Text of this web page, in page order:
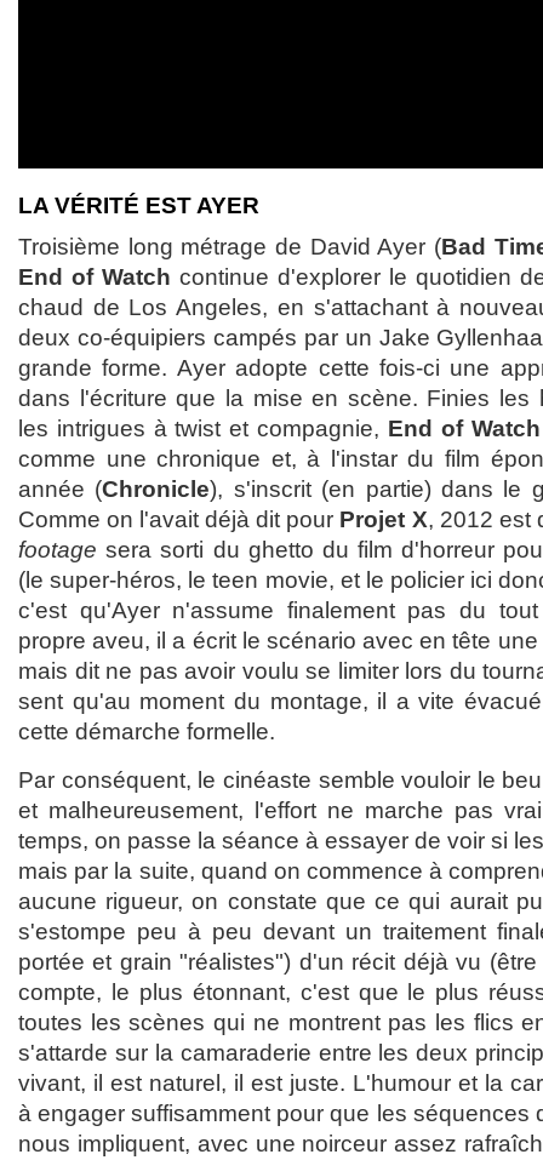
LA VÉRITÉ EST AYER
Troisième long métrage de David Ayer (Bad
End of Watch continue d'explorer le quotidien
chaud de Los Angeles, en s'attachant à
deux co-équipiers campés par un Jake
grande forme. Ayer adopte cette fois-ci une
dans l'écriture que la mise en scène. Finies les
les intrigues à twist et compagnie, End of Watch
comme une chronique et, à l'instar du film
année (Chronicle), s'inscrit (en partie) dans le
Comme on l'avait déjà dit pour Projet X, 2012 est
footage sera sorti du ghetto du film d'horreur
(le super-héros, le teen movie, et le policier ici
c'est qu'Ayer n'assume finalement pas du
propre aveu, il a écrit le scénario avec en tête
mais dit ne pas avoir voulu se limiter lors du
sent qu'au moment du montage, il a vite
cette démarche formelle.
Par conséquent, le cinéaste semble vouloir le
et malheureusement, l'effort ne marche pas
temps, on passe la séance à essayer de voir si
mais par la suite, quand on commence à
aucune rigueur, on constate que ce qui aurait
s'estompe peu à peu devant un traitement
portée et grain "réalistes") d'un récit déjà vu
compte, le plus étonnant, c'est que le plus
toutes les scènes qui ne montrent pas les flics
s'attarde sur la camaraderie entre les deux
vivant, il est naturel, il est juste. L'humour et la
à engager suffisamment pour que les séquences
nous impliquent, avec une noirceur assez